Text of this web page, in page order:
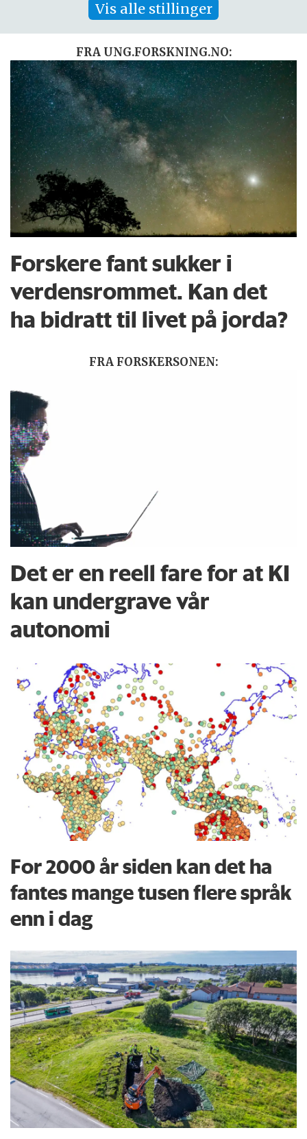
Vis alle stillinger
FRA UNG.FORSKNING.NO:
Forskere fant sukker i
verdensrommet. Kan det
ha bidratt til livet på jorda?
FRA FORSKERSONEN:
Det er en reell fare for at KI
kan undergrave vår
autonomi
For 2000 år siden kan det ha
fantes mange tusen flere språk
enn i dag